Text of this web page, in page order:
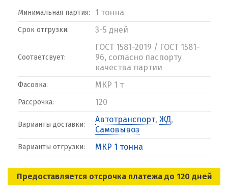
Минимальная партия: 1 тонна
Срок отгрузки: 3-5 дней
Соответсвует:
ГОСТ 1581-2019 / ГОСТ 1581-
96, согласно паспорту
качества партии
Фасовка: МКР 1 т
Рассрочка: 120
Варианты доставки:
Автотранспорт, ЖД,
Самовывоз
Варианты отгрузки: МКР 1 тонна
Предоставляется отсрочка платежа до 120 дней